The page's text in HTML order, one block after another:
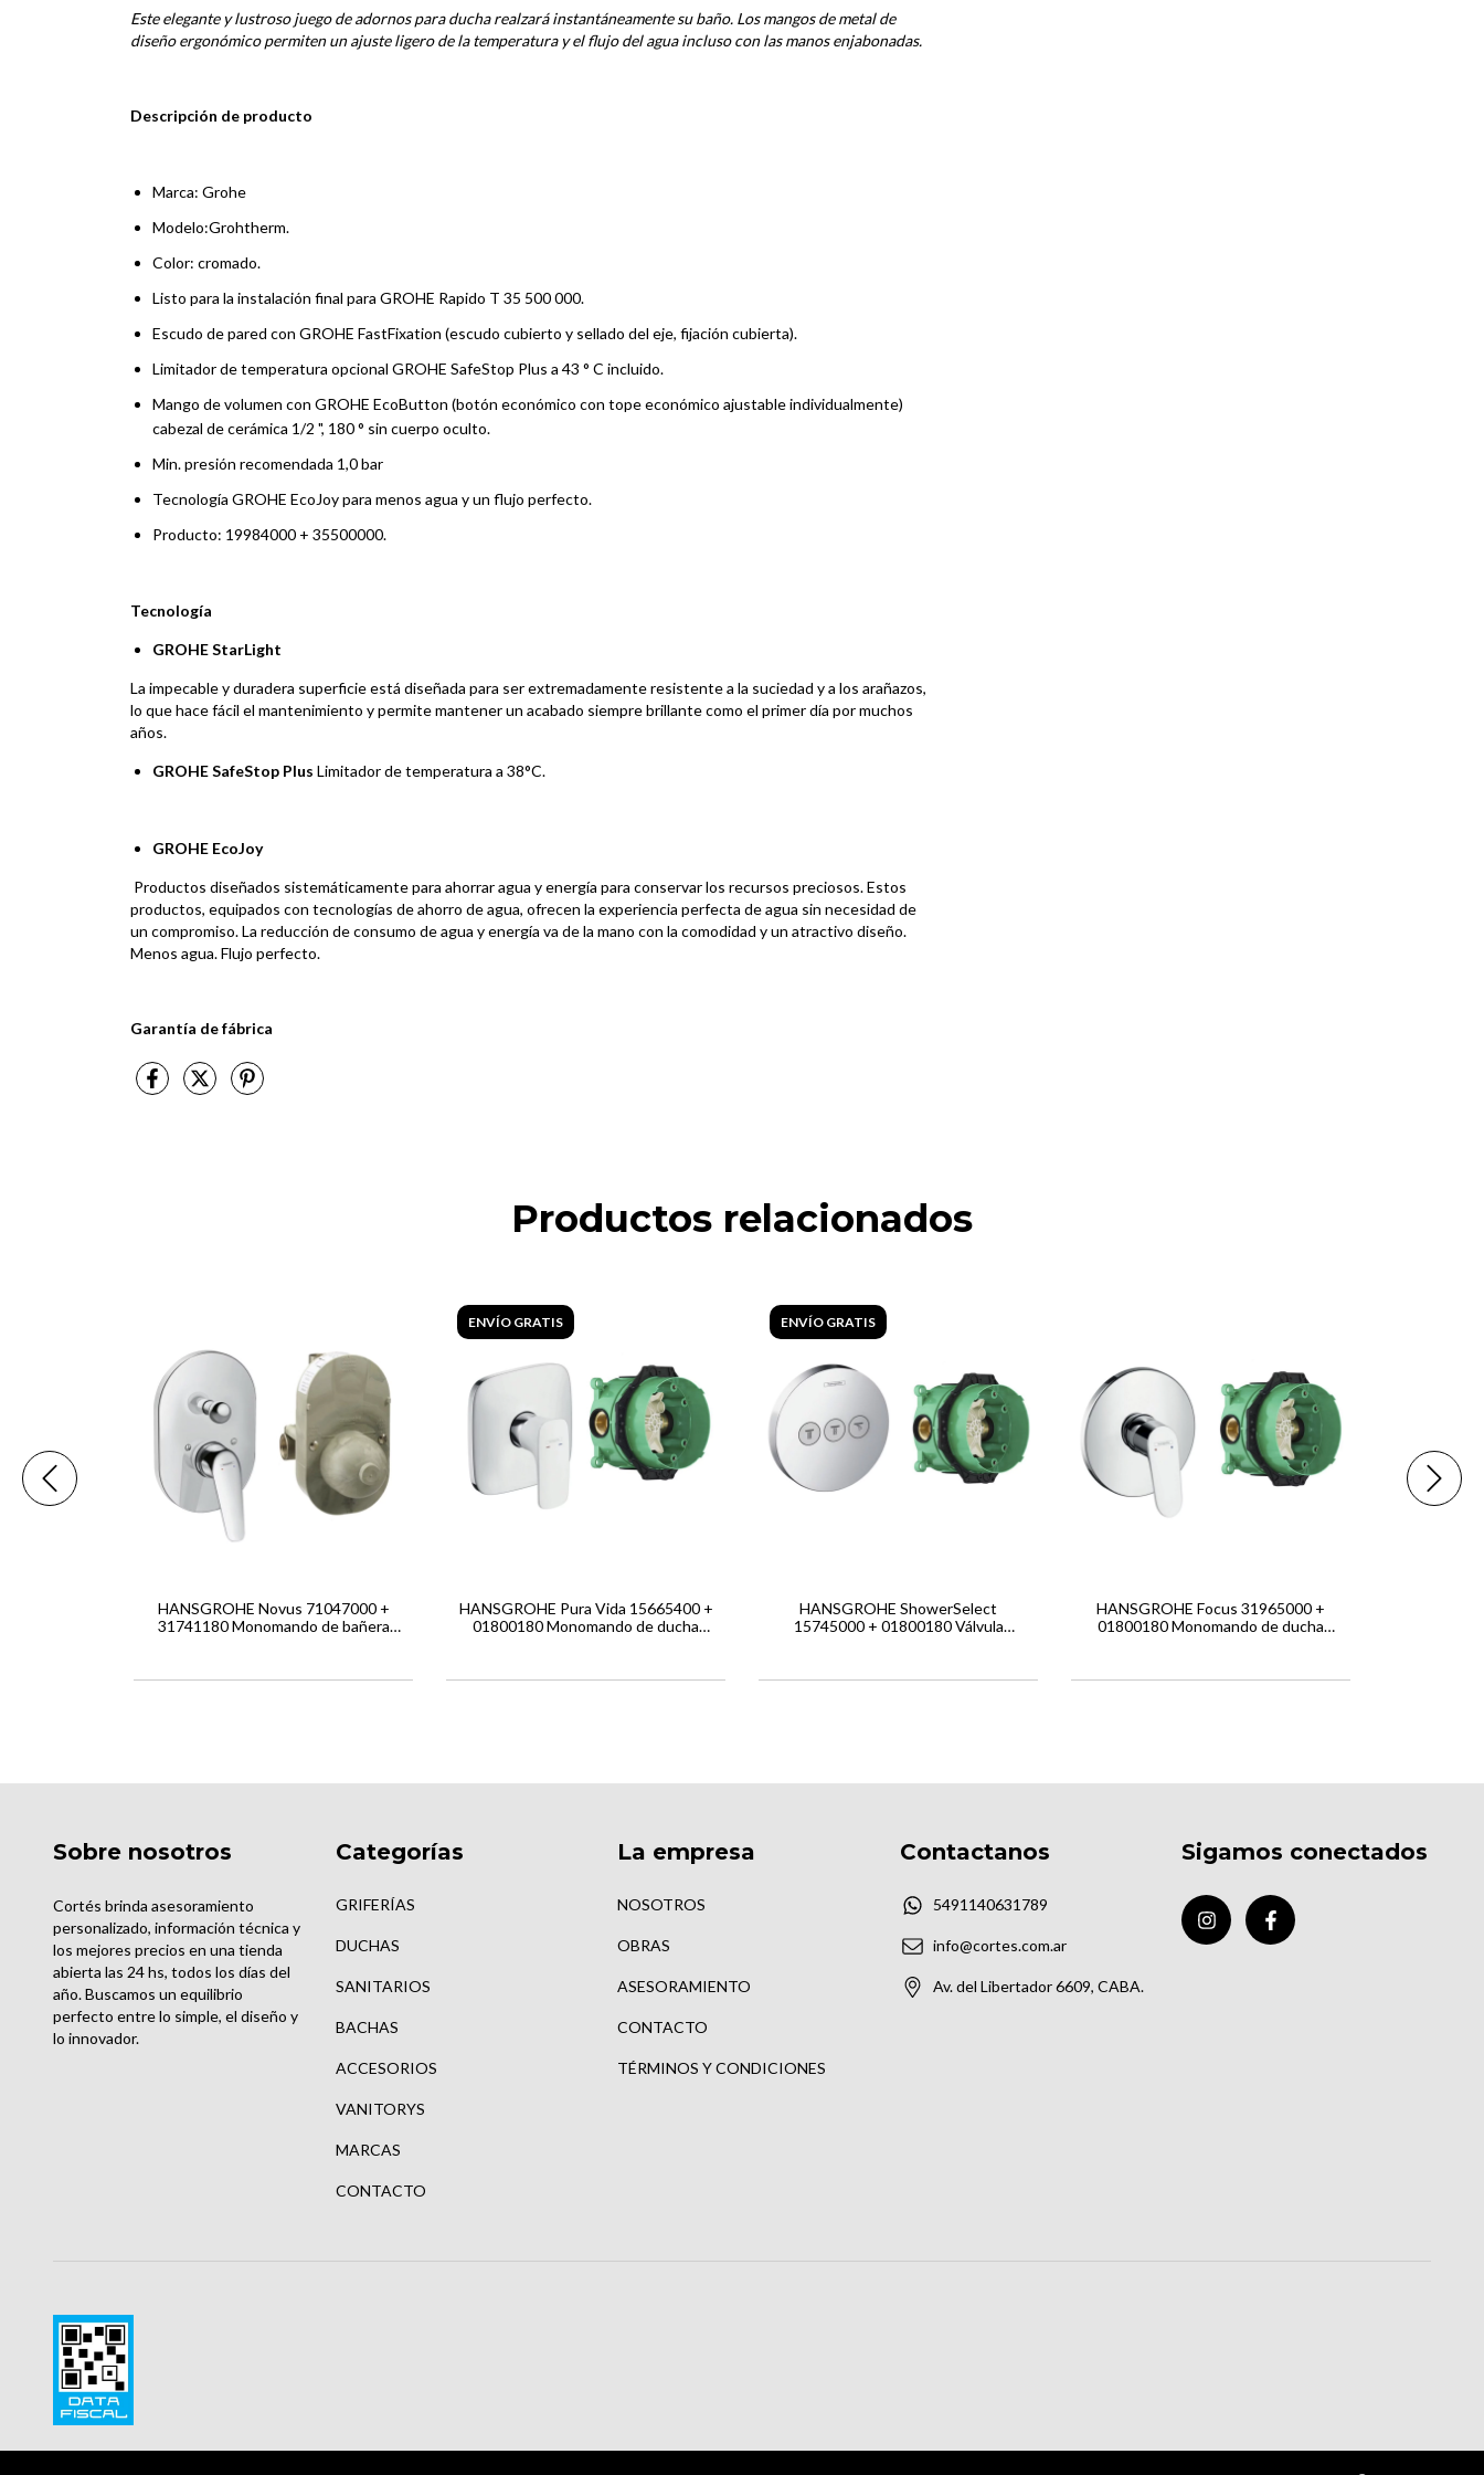
Este elegante y lustroso juego de adornos para ducha realzará instantáneamente su baño. Los mangos de metal de
diseño ergonómico permiten un ajuste ligero de la temperatura y el flujo del agua incluso con las manos enjabonadas.
Descripción de producto
Marca: Grohe
Modelo:Grohtherm.
Color: cromado.
Listo para la instalación final para GROHE Rapido T 35 500 000.
Escudo de pared con GROHE FastFixation (escudo cubierto y sellado del eje, fijación cubierta).
Limitador de temperatura opcional GROHE SafeStop Plus a 43 ° C incluido.
Mango de volumen con GROHE EcoButton (botón económico con tope económico ajustable individualmente)
cabezal de cerámica 1/2 ", 180 ° sin cuerpo oculto.
Min. presión recomendada 1,0 bar
Tecnología GROHE EcoJoy para menos agua y un flujo perfecto.
Producto: 19984000 + 35500000.
Tecnología
GROHE StarLight
La impecable y duradera superficie está diseñada para ser extremadamente resistente a la suciedad y a los arañazos,
lo que hace fácil el mantenimiento y permite mantener un acabado siempre brillante como el primer día por muchos
años.
GROHE SafeStop Plus Limitador de temperatura a 38°C.
GROHE EcoJoy
Productos diseñados sistemáticamente para ahorrar agua y energía para conservar los recursos preciosos. Estos
productos, equipados con tecnologías de ahorro de agua, ofrecen la experiencia perfecta de agua sin necesidad de
un compromiso. La reducción de consumo de agua y energía va de la mano con la comodidad y un atractivo diseño.
Menos agua. Flujo perfecto.
Garantía de fábrica
Productos relacionados
HANSGROHE Novus 71047000 +
31741180 Monomando de bañera
ENVÍO GRATIS
HANSGROHE Pura Vida 15665400 +
01800180 Monomando de ducha
ENVÍO GRATIS
HANSGROHE ShowerSelect
15745000 + 01800180 Válvula
HANSGROHE Focus 31965000 +
01800180 Monomando de ducha
Sobre nosotros
Cortés brinda asesoramiento
personalizado, información técnica y
los mejores precios en una tienda
abierta las 24 hs, todos los días del
año. Buscamos un equilibrio
perfecto entre lo simple, el diseño y
lo innovador.
Categorías
GRIFERÍAS
DUCHAS
SANITARIOS
BACHAS
ACCESORIOS
VANITORYS
MARCAS
CONTACTO
La empresa
NOSOTROS
OBRAS
ASESORAMIENTO
CONTACTO
TÉRMINOS Y CONDICIONES
Contactanos
5491140631789
info@cortes.com.ar
Av. del Libertador 6609, CABA.
Sigamos conectados